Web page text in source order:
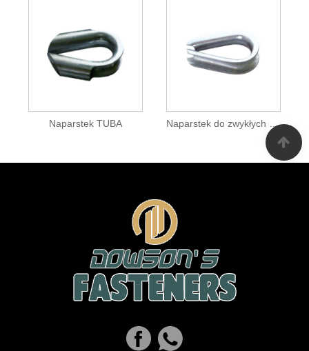
Naparstek TUBA Naparstek do zwykłych zastosowań typu US, G411